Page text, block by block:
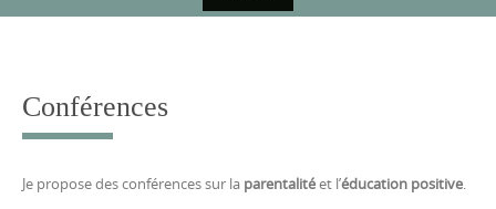
content
Conférences
Je propose des conférences sur la parentalitéet l’éducation positive.